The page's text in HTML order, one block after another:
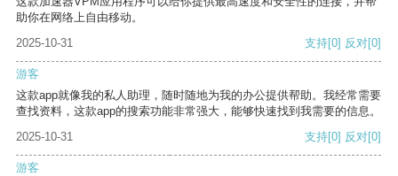
助你在网络上自由移动。
2025-10-31
支持[0] 反对[0]
游客
这款app就像我的私人助理，随时随地为我的办公提供帮助。我经常需要
查找资料，这款app的搜索功能非常强大，能够快速找到我需要的信息。
2025-10-31
支持[0] 反对[0]
游客